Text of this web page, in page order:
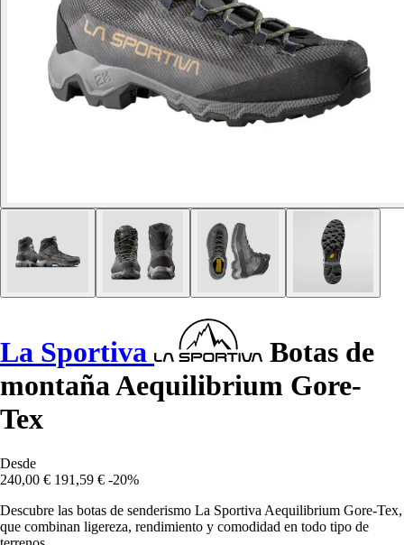
La Sportiva
Botas de
montaña Aequilibrium Gore-
Tex
Desde
240,00 € 191,59 € -20%
Descubre las botas de senderismo La Sportiva Aequilibrium Gore-Tex,
que combinan ligereza, rendimiento y comodidad en todo tipo de